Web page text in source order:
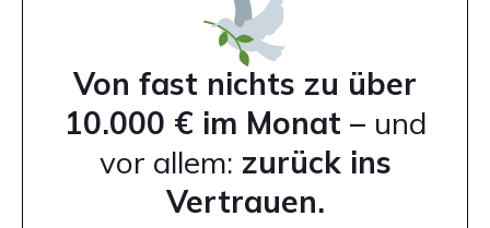
Von fast nichts zu über
10.000 € im Monat – und
vor allem: zurück ins
Vertrauen.